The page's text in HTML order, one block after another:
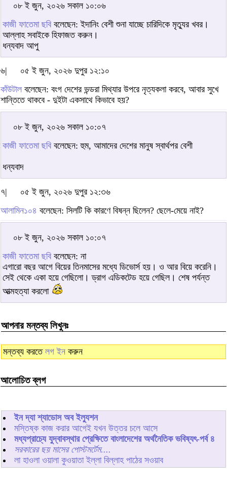
০৮ ই জুন, ২০২৬ সকাল ১০:০৬
কাজী ফাতেমা ছবি বলেছেন: ইদানিং বেশী শুনা যাচ্ছে চারিদিকে মৃত্যুর খবর।
আল্লাহ সবাইকে হিফাজত করুন।
ধন্যবাদ আপু
৬|
০৫ ই জুন, ২০২৬ দুপুর ১২:১০
কাঁউটাল বলেছেন: বংগ দেশের ভন্ডরা মিথ্যার উপরে নৃত্যকলা করবে, আবার সুখে
শান্তিতে থাকবে - দুইটা একসাথে কিভাবে হয়?
০৮ ই জুন, ২০২৬ সকাল ১০:০৭
কাজী ফাতেমা ছবি বলেছেন: হুম, আমাদের দেশের মানুষ স্বার্থপর বেশী
ধন্যবাদ
৭|
০৫ ই জুন, ২০২৬ দুপুর ১২:৩৬
আলামিন১০৪ বলেছেন: সিলটি কি কারণে বিষন্ন ছিলেন? ছেলে-মেয়ে নাই?
০৮ ই জুন, ২০২৬ সকাল ১০:০৭
কাজী ফাতেমা ছবি বলেছেন: না
এগারো বছর আগে বিয়ের তিনমাসের মধ্যে ডিভোর্স হয়। ও আর বিয়ে করেনি।
সেই থেকে একা হয়ে গেছিলো। ড্রাগ এডিকটেড হয়ে গেছিল। শেষ পর্যন্ত
আত্মহত্যা করলো
আপনার মন্তব্য লিখুনঃ
মন্তব্য করতে লগ ইন করুন
আলোচিত ব্লগ
ইন দ্যা শ্যাডোস অব ইল্যুশন
মস্তিষ্ক কাজ করার আগেই যখন উত্তর চলে আসে
মধ্যপ্রাচ্যে যুদ্বাবস্থার প্রেক্ষিতে বাংলাদেশের অর্থনৈতিক ভবিষ্যৎ-পর্ব ৪
সরকারের ছয় মাসের পোস্টমর্টেম....
লা হাওলা ওয়ালা কুওয়াতা ইল্লা বিল্লাহ পাঠের সওয়াব